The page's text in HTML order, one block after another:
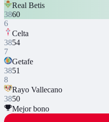
Real Betis
3860
6
Celta
3854
7
Getafe
3851
8
Rayo Vallecano
3850
Mejor bono